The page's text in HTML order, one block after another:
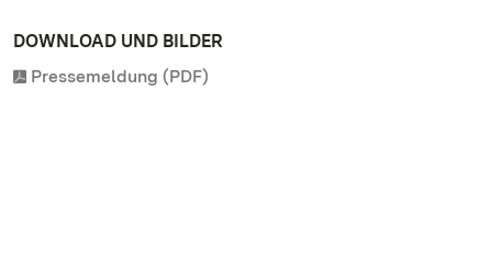
DOWNLOAD UND BILDER
Pressemeldung (PDF)